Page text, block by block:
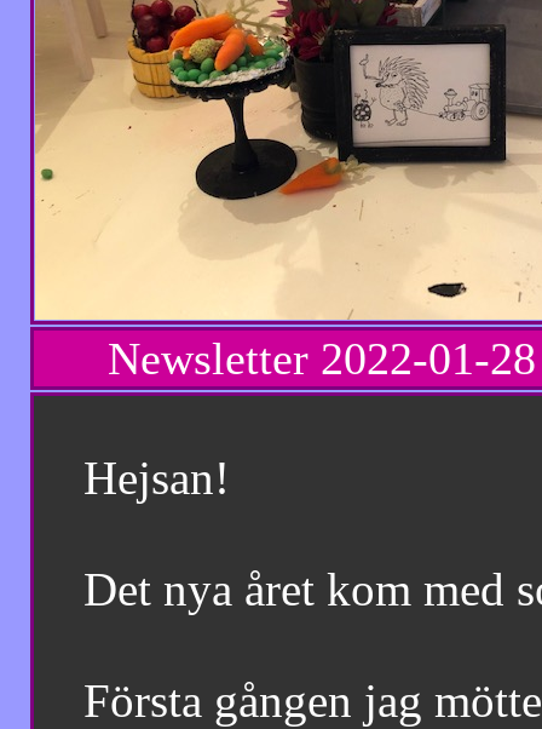
Newsletter 2022-
Hejsan!
Det nya året kom med
Första gången jag